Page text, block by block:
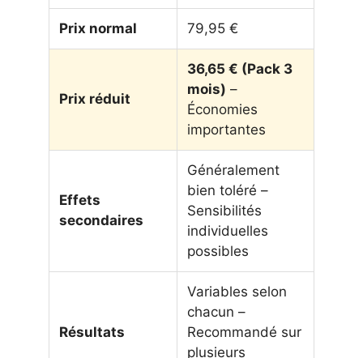
Prix normal 79,95 €
Prix réduit
36,65 € (Pack 3
mois) –
Économies
importantes
Effets
secondaires
Généralement
bien toléré –
Sensibilités
individuelles
possibles
Résultats
Variables selon
chacun –
Recommandé sur
plusieurs